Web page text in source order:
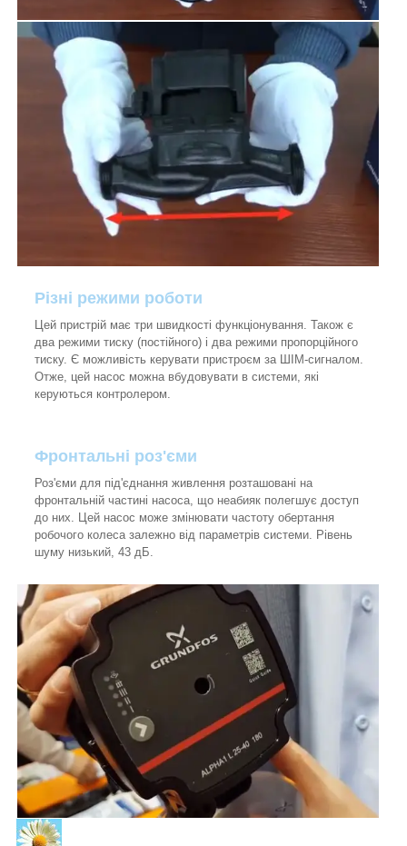
Різні режими роботи
Цей пристрій має три швидкості функціонування. Також є
два режими тиску (постійного) і два режими пропорційного
тиску. Є можливість керувати пристроєм за ШІМ-сигналом.
Отже, цей насос можна вбудовувати в системи, які
керуються контролером.
Фронтальні роз'єми
Роз'єми для під'єднання живлення розташовані на
фронтальній частині насоса, що неабияк полегшує доступ
до них. Цей насос може змінювати частоту обертання
робочого колеса залежно від параметрів системи. Рівень
шуму низький, 43 дБ.